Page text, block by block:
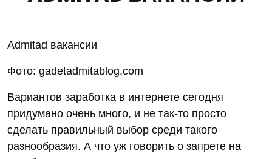
Admitad вакансии
Фото: gadetadmitablog.com
Вариантов заработка в интернете сегодня
придумано очень много, и не так-то просто
сделать правильный выбор среди такого
разнообразия. А что уж говорить о запрете на